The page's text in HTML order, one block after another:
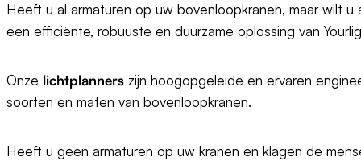
Heeft u al armaturen op uw bovenloopkranen, maar wilt
een efficiënte, robuuste en duurzame oplossing van
Onze lichtplanners zijn hoogopgeleide en ervaren
soorten en maten van bovenloopkranen.
Heeft u geen armaturen op uw kranen en klagen de